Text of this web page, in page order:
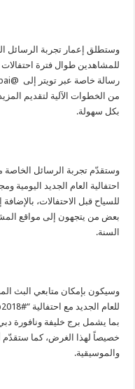
وستطلق إعمار تجربة الرسائل
للمشاهدين طوال فترة
من الخطوات الآلية لتقديم
بكل سهولة.
وستقدّم تجربة الرسائل
احتفالية العام الجديد
للسياح قبل الاحتفالات،
بعض من يتجهون إلى مواقع
السنة.
وسيكون بإمكان متابعي البث
بما يشمل برج خليفة ونافورة
خصيصاً لهذا الغرض، كما ستقدّم
والموسيقية.